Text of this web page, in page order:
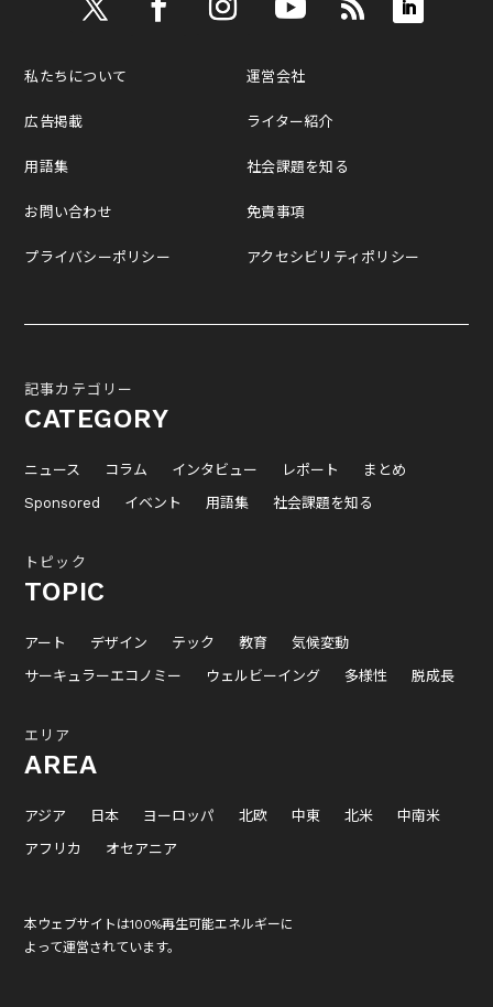
私たちについて
広告掲載
用語集
お問い合わせ
プライバシーポリシー
運営会社
ライター紹介
社会課題を知る
免責事項
アクセシビリティポリシー
記事カテゴリー
CATEGORY
ニュース コラム インタビュー レポート
まとめ
Sponsored
イベント 用語集 社会課題を知る
トピック
TOPIC
アート デザイン テック 教育
気候変動
サーキュラーエコノミー
ウェルビーイング 多様性 脱成長
エリア
AREA
アジア 日本 ヨーロッパ 北欧 中東 北米
中南米
アフリカ
オセアニア
本ウェブサイトは100%再生可能エネルギーに
よって運営されています。